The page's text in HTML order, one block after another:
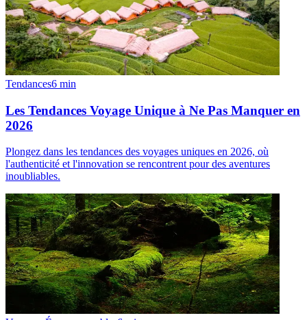
Tendances6 min
Les Tendances Voyage Unique à Ne Pas Manquer en
2026
Plongez dans les tendances des voyages uniques en 2026, où
l'authenticité et l'innovation se rencontrent pour des aventures
inoubliables.